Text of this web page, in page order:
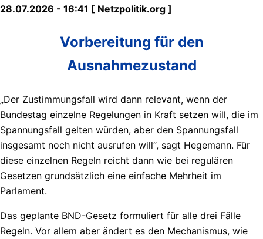
28.07.2026 - 16:41 [ Netzpolitik.org ]
Vorbereitung für den
Ausnahmezustand
„Der Zustimmungsfall wird dann relevant, wenn der
Bundestag einzelne Regelungen in Kraft setzen will, die im
Spannungsfall gelten würden, aber den Spannungsfall
insgesamt noch nicht ausrufen will“, sagt Hegemann. Für
diese einzelnen Regeln reicht dann wie bei regulären
Gesetzen grundsätzlich eine einfache Mehrheit im
Parlament.
Das geplante BND-Gesetz formuliert für alle drei Fälle
Regeln. Vor allem aber ändert es den Mechanismus, wie